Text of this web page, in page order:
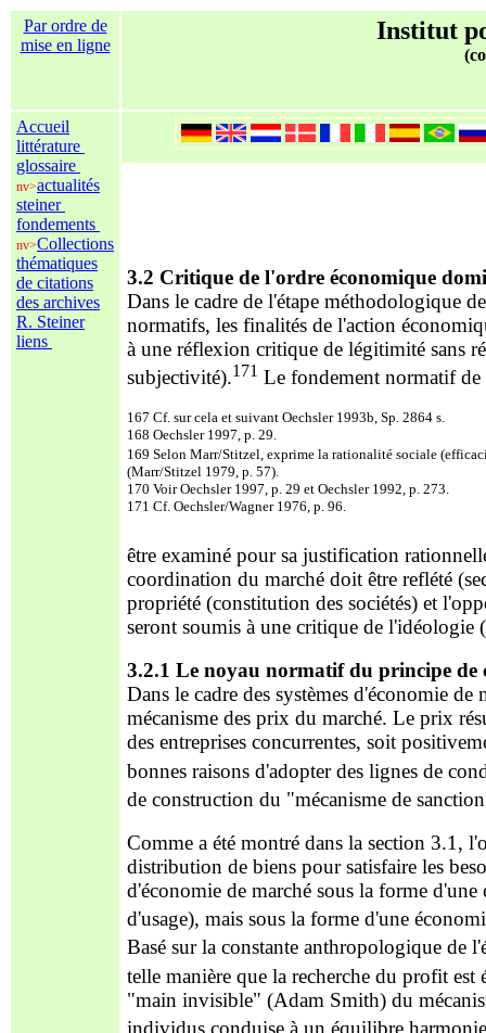
Par ordre de
mise en ligne
Institut
Accueil
littérature
glossaire
nv>actualités
steiner
fondements
nv>Collections
thématiques
de citations
des archives
R. Steiner
liens
3.2 Critique de l'ordre économique
Dans le cadre de l'étape méthodologique
normatifs, les finalités de l'action
à une réflexion critique de légitimité sans
subjectivité).171 Le fondement normatif de
167 Cf. sur cela et suivant Oechsler 1993b, Sp. 2864 s.
168 Oechsler 1997, p. 29.
169 Selon Marr/Stitzel, exprime la rationalité sociale
(Marr/Stitzel 1979, p. 57).
170 Voir Oechsler 1997, p. 29 et Oechsler 1992, p. 273.
171 Cf. Oechsler/Wagner 1976, p. 96.
être examiné pour sa justification
coordination du marché doit être reflété
propriété (constitution des sociétés) et
seront soumis à une critique de l'idéologie
3.2.1 Le noyau normatif du principe de
Dans le cadre des systèmes d'économie
mécanisme des prix du marché. Le prix
des entreprises concurrentes, soit
bonnes raisons d'adopter des lignes de
de construction du "mécanisme de
Comme a été montré dans la section 3.1,
distribution de biens pour satisfaire les
d'économie de marché sous la forme
d'usage), mais sous la forme d'une
Basé sur la constante anthropologique de
telle manière que la recherche du profit est
"main invisible" (Adam Smith) du
individus conduise à un équilibre